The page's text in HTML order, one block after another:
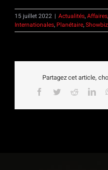
15 juillet 2022 | Actualités,Affaires,
Internationales, Planétaire,Showbiz
Partagez cet article,
Facebook
TwitterReddit